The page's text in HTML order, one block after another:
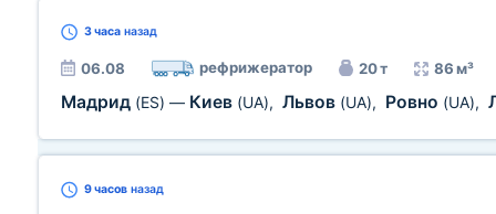
3 часа назад
06.08 рефрижератор 20 т 86 м³
Мадрид (ES) — Киев (UA), Львов (UA), Ровно (UA),
9 часов назад